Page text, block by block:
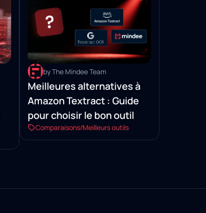
by The Mindee Team
Meilleures alternatives à
Amazon Textract : Guide
pour choisir le bon outil
Comparaisons/Meilleurs outils